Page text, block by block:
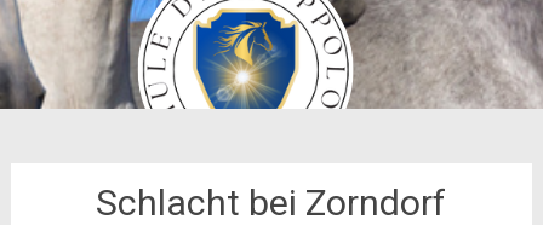
Schlacht bei Zorndorf